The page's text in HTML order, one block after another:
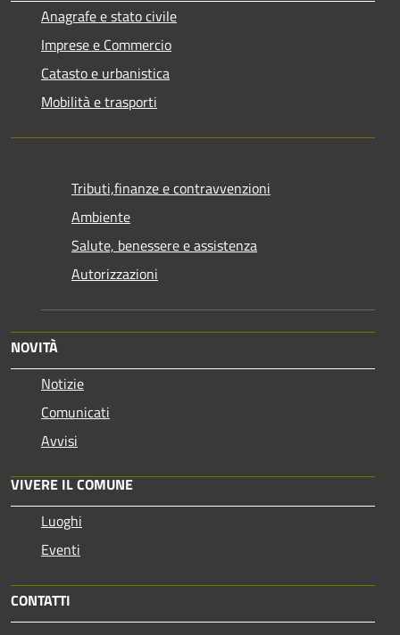
Anagrafe e stato civile
Imprese e Commercio
Catasto e urbanistica
Mobilità e trasporti
Tributi,finanze e contravvenzioni
Ambiente
Salute, benessere e assistenza
Autorizzazioni
NOVITÀ
Notizie
Comunicati
Avvisi
VIVERE IL COMUNE
Luoghi
Eventi
CONTATTI